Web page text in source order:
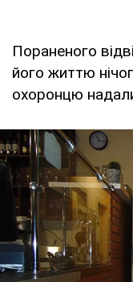
Пораненого
його життю
охоронцю